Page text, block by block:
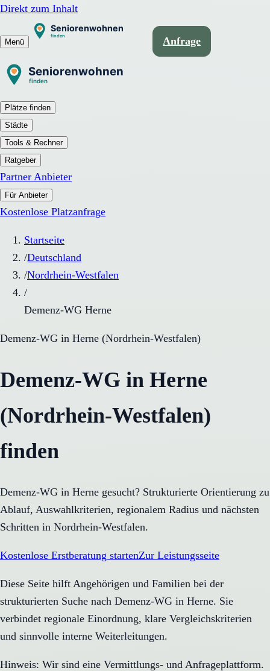
Direkt zum Inhalt
Menü Anfrage
Plätze finden
Städte
Tools & Rechner
Ratgeber
Partner Anbieter
Für Anbieter
Kostenlose Platzanfrage
Startseite
/Deutschland
/Nordrhein-Westfalen
/
Demenz-WG Herne
Demenz-WG in Herne (Nordrhein-Westfalen)
Demenz-WG in Herne
(Nordrhein-Westfalen)
finden
Demenz-WG in Herne gesucht? Strukturierte Orientierung zu
Ablauf, Auswahlkriterien, regionalem Radius und nächsten
Schritten in Nordrhein-Westfalen.
Kostenlose Erstberatung startenZur Leistungsseite
Diese Seite hilft Angehörigen und Familien bei der
strukturierten Suche nach Demenz-WG in Herne. Sie
verbindet regionale Einordnung, klare Vergleichskriterien
und sinnvolle interne Weiterleitungen.
Hinweis: Wir sind eine Vermittlungs- und Anfrageplattform.